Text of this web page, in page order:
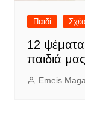
Παιδί
12
παιδιά μας
Emeis